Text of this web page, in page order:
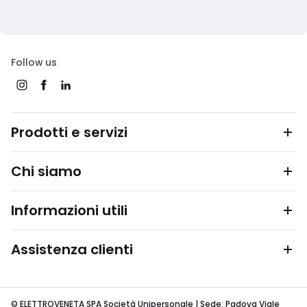
Follow us
Prodotti e servizi
Chi siamo
Informazioni utili
Assistenza clienti
© ELETTROVENETA SPA Società Unipersonale | Sede: Padova Viale